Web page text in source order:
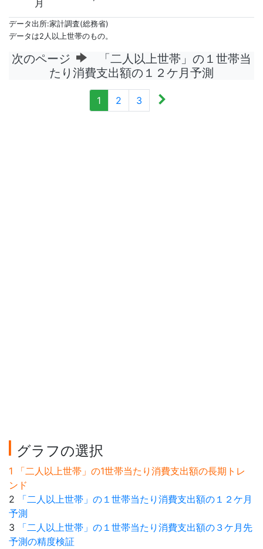
月
データ出所:家計調査(総務省)
データは2人以上世帯のもの。
次のページ
「二人以上世帯」の１世帯当
たり消費支出額の１２ケ月予測
1 2 3
グラフの選択
1 「二人以上世帯」の1世帯当たり消費支出額の長期トレ
ンド
2
「二人以上世帯」の１世帯当たり消費支出額の１２ケ月
予測
3
「二人以上世帯」の１世帯当たり消費支出額の３ケ月先
予測の精度検証